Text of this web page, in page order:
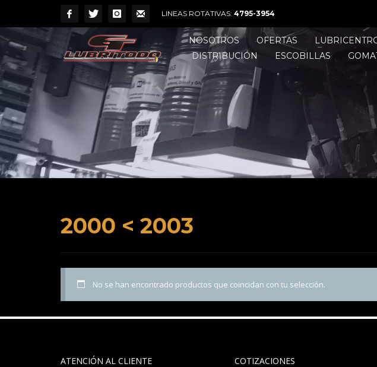
LINEAS ROTATIVAS: 4795-3954
NOSOTROS OFERTAS
DISTRIBUCIÓN
ESCOBILLAS
2000 < 2003
No se han encontrado productos que coincidan con tu selección.
ATENCIÓN AL CLIENTE COTIZACIONES